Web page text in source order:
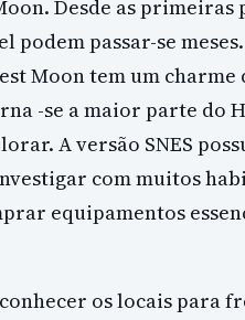
Desde as primeiras
podem passar-se
Moon tem um
-se a maior parte do
A versão SNES
com muitos
equipamentos
os locais para